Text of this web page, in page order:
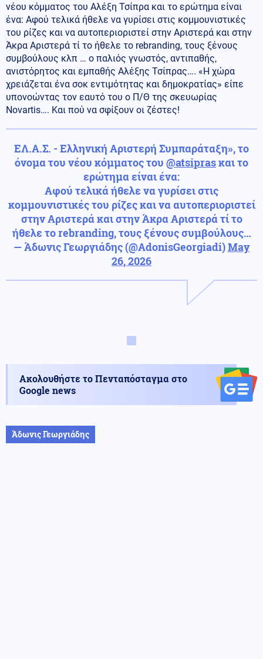
νέου κόμματος του Αλέξη Τσίπρα και το ερώτημα είναι
ένα: Αφού τελικά ήθελε να γυρίσει στις κομμουνιστικές
του ρίζες και να αυτοπεριοριστεί στην Αριστερά και στην
Άκρα Αριστερά τί το ήθελε το rebranding, τους ξένους
συμβούλους κλπ … ο παλιός γνωστός, αντιπαθής,
ανιστόρητος και εμπαθής Αλέξης Τσίπρας…. «Η χώρα
χρειάζεται ένα σοκ εντιμότητας και δημοκρατίας» είπε
υπονοώντας τον εαυτό του ο Π/Θ της σκευωρίας
Novartis…. Και πού να σφίξουν οι ζέστες!
ΕΛ.Α.Σ. - Ελληνική Αριστερή Συμπαράταξη», το
όνομα του νέου κόμματος του @atsiprasκαι το
ερώτημα είναι ένα:
Αφού τελικά ήθελε να γυρίσει στις
κομμουνιστικές του ρίζες και να αυτοπεριοριστεί
στην Αριστερά και στην Άκρα Αριστερά τί το
ήθελε το rebranding, τους ξένους συμβούλους…
— Άδωνις Γεωργιάδης (@AdonisGeorgiadi)May
26, 2026
Ακολουθήστε το Πενταπόσταγμα στο
Google news
Άδωνις Γεωργιάδης